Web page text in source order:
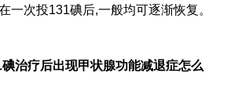
一次投131碘后,一般均可逐渐恢复。
治疗后出现甲状腺功能减退症怎么